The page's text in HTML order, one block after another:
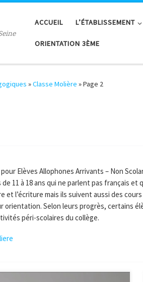
ACCUEIL L’ÉTABLISSEMENT
ORIENTATION 3ÈME
»Classe Molière »Page 2
Elèves Allophones Arrivants – Non
11 à 18 ans qui ne parlent pas français
l’écriture mais ils suivent aussi des
orientation. Selon leurs progrès, certains
péri-scolaires du collège.